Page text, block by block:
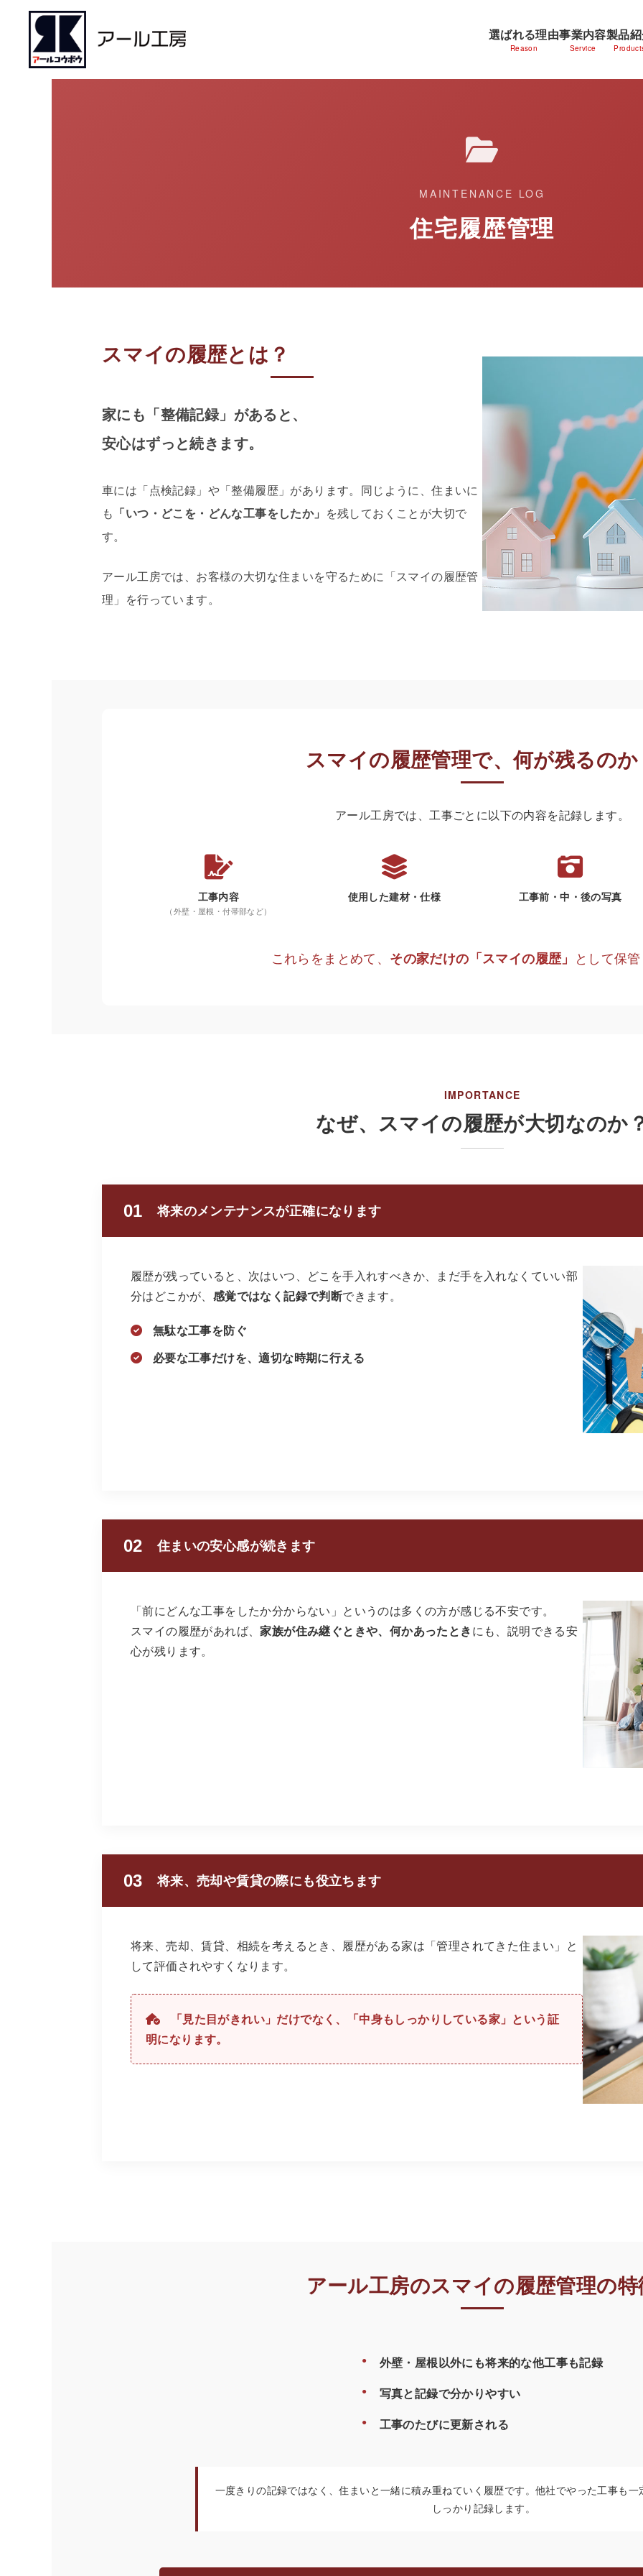
選ばれる理由
Reason
事業内容
Service
製品
MAINTENANCE LOG
住宅履歴管理
スマイの履歴とは？
家にも「整備記録」があると、
安心はずっと続きます。
車には「点検記録」や「整備履歴」があります。同じように、住まいに
も 「いつ・どこを・どんな工事をしたか」 を残しておくことが大切で
す。
アール工房では、お客様の大切な住まいを守るために「スマイの履歴管
理」を行っています。
スマイの履歴管理で、何が残るの
アール工房では、工事ごとに以下の内容を記録します。
工事内容
（外壁・屋根・付帯部など）
使用した建材・仕様 工事前・中・後の写真
これらをまとめて、 その家だけの「スマイの履歴」 として保
IMPORTANCE
なぜ、スマイの履歴が大切なのか
01 将来のメンテナンスが正確になります
履歴が残っていると、次はいつ、どこを手入れすべきか、まだ手を入れなくていい部
分はどこかが、 感覚ではなく記録で判断できます。
無駄な工事を防ぐ
必要な工事だけを、適切な時期に行える
02 住まいの安心感が続きます
「前にどんな工事をしたか分からない」というのは多くの方が感じる不安です。
スマイの履歴があれば、家族が住み継ぐときや、何かあったときにも、説明できる安
心が残ります。
03 将来、売却や賃貸の際にも役立ちます
将来、売却、賃貸、相続を考えるとき、履歴がある家は「管理されてきた住まい」と
して評価されやすくなります。
「見た目がきれい」だけでなく、「中身もしっかりしている家」という証
明になります。
アール工房のスマイの履歴管理の
外壁・屋根以外にも将来的な他工事も記録
写真と記録で分かりやすい
工事のたびに更新される
一度きりの記録ではなく、住まいと一緒に積み重ねていく履歴です。他社でやった工事も
しっかり記録します。